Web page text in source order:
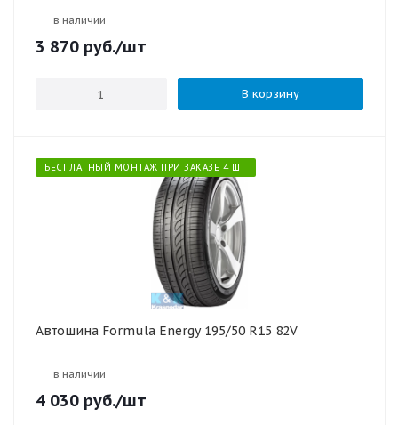
в наличии
3 870 руб./шт
В корзину
БЕСПЛАТНЫЙ МОНТАЖ ПРИ ЗАКАЗЕ 4 ШТ
Автошина Formula Energy 195/50 R15 82V
в наличии
4 030 руб./шт